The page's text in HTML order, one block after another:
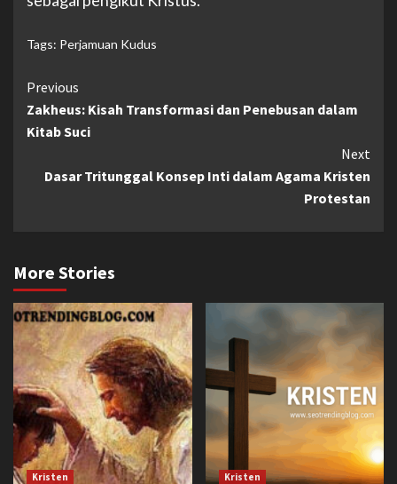
Tags: Perjamuan Kudus
Continue
Reading
Previous
Zakheus: Kisah Transformasi dan Penebusan dalam
Kitab Suci
Next
Dasar Tritunggal Konsep Inti dalam Agama Kristen
Protestan
More Stories
Kristen Kristen